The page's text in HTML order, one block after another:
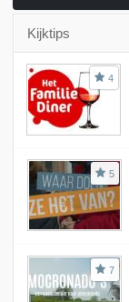
Kijktips
4
5
7